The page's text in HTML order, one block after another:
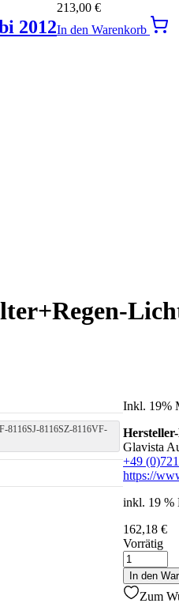
2012
213,00 €
In den Warenkorb
8116SJ-8116SZ-8116VF-
Inkl. 19%
Glavista
+49
https://
inkl. 19 %
162,18 €
Vorrätig
/
Citroen
In den
Zum